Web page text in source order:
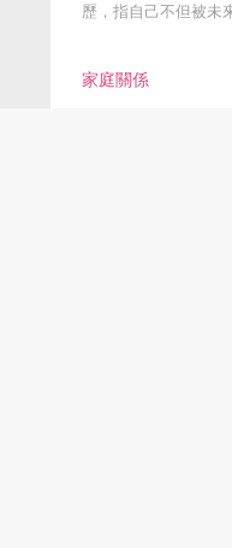
家庭關係
歷，指自己不但被未